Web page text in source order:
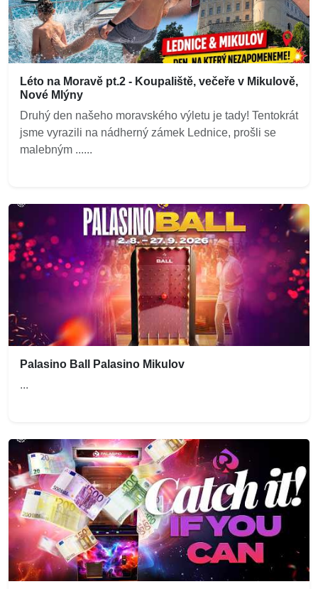
Léto na Moravě pt.2 - Koupaliště, večeře v Mikulově,
Nové Mlýny
Druhý den našeho moravského výletu je tady! Tentokrát
jsme vyrazili na nádherný zámek Lednice, prošli se
malebným ......
Palasino Ball Palasino Mikulov
...